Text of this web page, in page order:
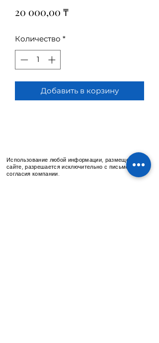
20 000,00 ₸Цена
Количество *
Добавить в корзину
Использование любой информации, размещенной на
сайте, разрешается исключительно с письменного
согласия компании.